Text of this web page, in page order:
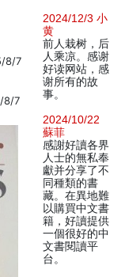
8/7
8/7
2024/12/3 小
黄
前人栽树，后
人乘凉。感谢
好读网站，感
谢所有的故
事。
2024/10/22
蘇菲
感謝好讀各界
人士的無私奉
獻并分享了不
同種類的書
藏。在異地難
以購買中文書
籍，好讀提供
一個很好的中
文書閱讀平
台。